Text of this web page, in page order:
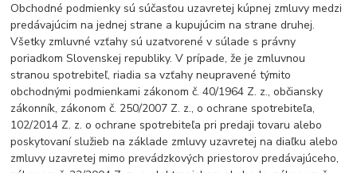
Obchodné podmienky sú súčasťou uzavretej kúpnej zmluvy medzi
predávajúcim na jednej strane a kupujúcim na strane druhej.
Všetky zmluvné vzťahy sú uzatvorené v súlade s právny
poriadkom Slovenskej republiky. V prípade, že je zmluvnou
stranou spotrebiteľ, riadia sa vzťahy neupravené týmito
obchodnými podmienkami zákonom č. 40/1964 Z. z., občiansky
zákonník, zákonom č. 250/2007 Z. z., o ochrane spotrebiteľa,
102/2014 Z. z. o ochrane spotrebiteľa pri predaji tovaru alebo
poskytovaní služieb na základe zmluvy uzavretej na diaľku alebo
zmluvy uzavretej mimo prevádzkových priestorov predávajúceho,